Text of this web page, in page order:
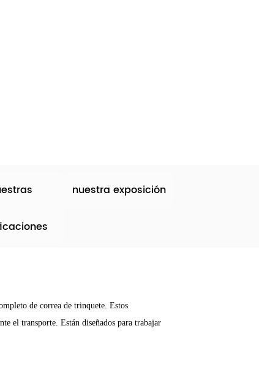
nuestra exposición
de correa de trinquete. Estos
el transporte. Están diseñados para trabajar